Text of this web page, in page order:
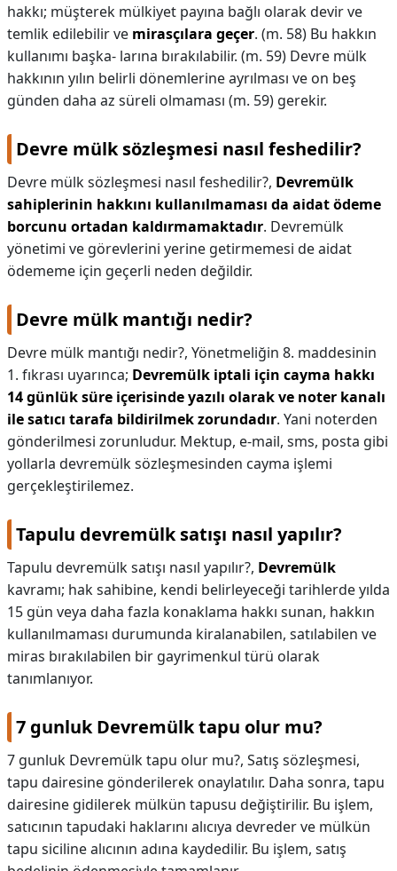
hakkı; müşterek mülkiyet payına bağlı olarak devir ve
temlik edilebilir ve mirasçılara geçer. (m. 58) Bu hakkın
kullanımı başka- larına bırakılabilir. (m. 59) Devre mülk
hakkının yılın belirli dönemlerine ayrılması ve on beş
günden daha az süreli olmaması (m. 59) gerekir.
Devre mülk sözleşmesi nasıl feshedilir?
Devre mülk sözleşmesi nasıl feshedilir?, Devremülk
sahiplerinin hakkını kullanılmaması da aidat ödeme
borcunu ortadan kaldırmamaktadır. Devremülk
yönetimi ve görevlerini yerine getirmemesi de aidat
ödememe için geçerli neden değildir.
Devre mülk mantığı nedir?
Devre mülk mantığı nedir?, Yönetmeliğin 8. maddesinin
1. fıkrası uyarınca; Devremülk iptali için cayma hakkı
14 günlük süre içerisinde yazılı olarak ve noter kanalı
ile satıcı tarafa bildirilmek zorundadır. Yani noterden
gönderilmesi zorunludur. Mektup, e-mail, sms, posta gibi
yollarla devremülk sözleşmesinden cayma işlemi
gerçekleştirilemez.
Tapulu devremülk satışı nasıl yapılır?
Tapulu devremülk satışı nasıl yapılır?, Devremülk
kavramı; hak sahibine, kendi belirleyeceği tarihlerde yılda
15 gün veya daha fazla konaklama hakkı sunan, hakkın
kullanılmaması durumunda kiralanabilen, satılabilen ve
miras bırakılabilen bir gayrimenkul türü olarak
tanımlanıyor.
7 gunluk Devremülk tapu olur mu?
7 gunluk Devremülk tapu olur mu?, Satış sözleşmesi,
tapu dairesine gönderilerek onaylatılır. Daha sonra, tapu
dairesine gidilerek mülkün tapusu değiştirilir. Bu işlem,
satıcının tapudaki haklarını alıcıya devreder ve mülkün
tapu siciline alıcının adına kaydedilir. Bu işlem, satış